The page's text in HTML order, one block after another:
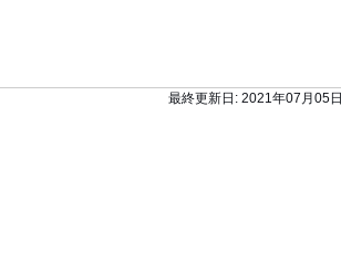
最終更新日: 2021年07月05日